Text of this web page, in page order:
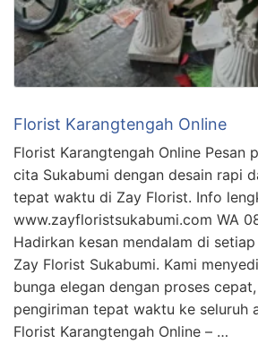
Florist Karangtengah Online
Florist Karangtengah Online Pesan
cita Sukabumi dengan desain rapi
tepat waktu di Zay Florist. Info
www.zayfloristsukabumi.com WA
Hadirkan kesan mendalam di
Zay Florist Sukabumi. Kami
bunga elegan dengan proses
pengiriman tepat waktu ke seluruh
Florist Karangtengah Online – …